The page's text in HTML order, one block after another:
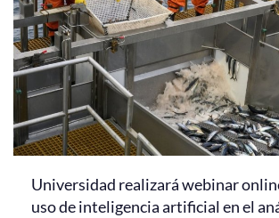
Universidad realizará webinar
uso de inteligencia artificial en el